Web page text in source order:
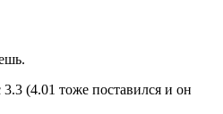
(4.01 тоже поставился и он